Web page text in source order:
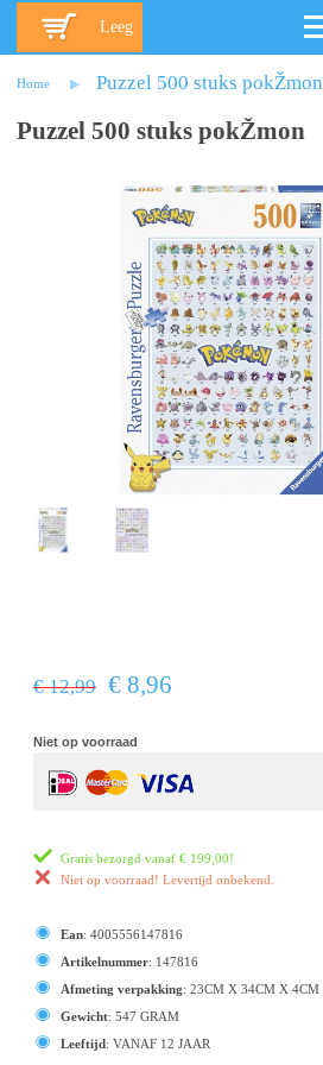
Leeg
Home Puzzel 500 stuks pokŽmon
Puzzel 500 stuks pokŽmon
€ 12,99 € 8,96
Niet op voorraad
Gratis bezorgd vanaf € 199,00!
Niet op voorraad! Levertijd onbekend.
Ean: 4005556147816
Artikelnummer: 147816
Afmeting verpakking: 23CM X 34CM X 4CM
Gewicht: 547 GRAM
Leeftijd: VANAF 12 JAAR